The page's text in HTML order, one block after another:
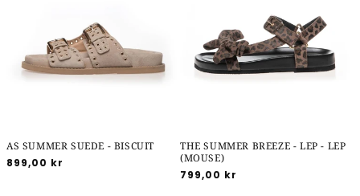
AS SUMMER SUEDE - BISCUIT
Normalpris
899,00 kr
THE SUMMER BREEZE - LEP - LEP
(MOUSE)
Normalpris
799,00 kr